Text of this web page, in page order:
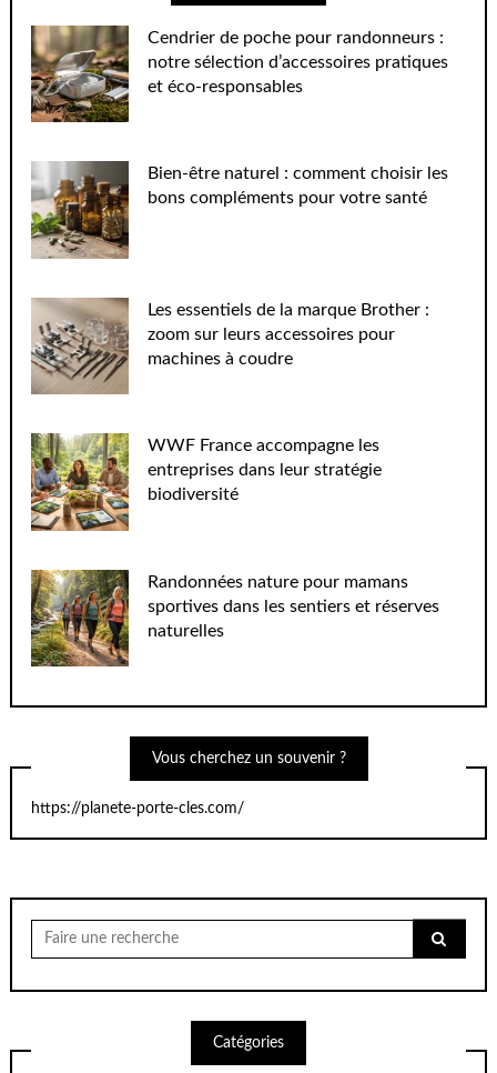
Cendrier de poche pour randonneurs :
notre sélection d’accessoires pratiques
et éco-responsables
Bien-être naturel : comment choisir les
bons compléments pour votre santé
Les essentiels de la marque Brother :
zoom sur leurs accessoires pour
machines à coudre
WWF France accompagne les
entreprises dans leur stratégie
biodiversité
Randonnées nature pour mamans
sportives dans les sentiers et réserves
naturelles
Vous cherchez un souvenir ?
https://planete-porte-cles.com/
Chercher
pour:
Catégories